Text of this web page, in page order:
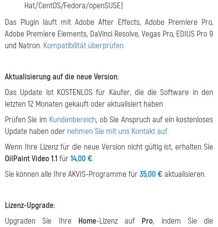
Hat/CentOS/Fedora/openSUSE)
Das Plugin läuft mit Adobe After Effects, Adobe Premiere Pro,
Adobe Premiere Elements, DaVinci Resolve, Vegas Pro, EDIUS Pro 9
und Natron. Kompatibilität überprüfen.
Aktualisierung auf die neue Version:
Das Update ist KOSTENLOS für Käufer, die die Software in den
letzten 12 Monaten gekauft oder aktualisiert haben.
Prüfen Sie im Kundenbereich, ob Sie Anspruch auf ein kostenloses
Update haben oder nehmen Sie mit uns Kontakt auf.
Wenn Ihre Lizenz für die neue Version nicht gültig ist, erhalten Sie
OilPaint Video 1.1 für14,00 €.
Sie können alle Ihre AKVIS-Programme für35,00 € aktualisieren.
Lizenz-Upgrade:
Upgraden Sie Ihre Home-Lizenz auf Pro, indem Sie die